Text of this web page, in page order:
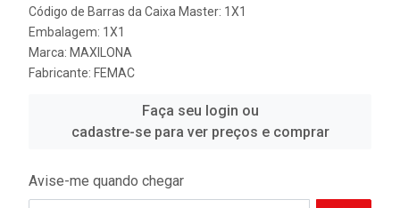
Código de Barras da Caixa Master: 1X1
Embalagem: 1X1
Marca: MAXILONA
Fabricante: FEMAC
Faça seu login ou
cadastre-se para ver preços e comprar
Avise-me quando chegar